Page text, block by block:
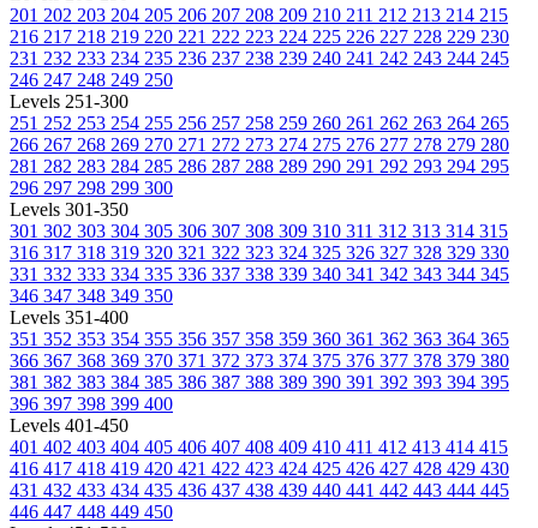
201 202 203 204 205 206 207 208 209 210 211 212 213 214 215
216 217 218 219 220 221 222 223 224 225 226 227 228 229 230
231 232 233 234 235 236 237 238 239 240 241 242 243 244 245
246 247 248 249 250
Levels 251-300
251 252 253 254 255 256 257 258 259 260 261 262 263 264 265
266 267 268 269 270 271 272 273 274 275 276 277 278 279 280
281 282 283 284 285 286 287 288 289 290 291 292 293 294 295
296 297 298 299 300
Levels 301-350
301 302 303 304 305 306 307 308 309 310 311 312 313 314 315
316 317 318 319 320 321 322 323 324 325 326 327 328 329 330
331 332 333 334 335 336 337 338 339 340 341 342 343 344 345
346 347 348 349 350
Levels 351-400
351 352 353 354 355 356 357 358 359 360 361 362 363 364 365
366 367 368 369 370 371 372 373 374 375 376 377 378 379 380
381 382 383 384 385 386 387 388 389 390 391 392 393 394 395
396 397 398 399 400
Levels 401-450
401 402 403 404 405 406 407 408 409 410 411 412 413 414 415
416 417 418 419 420 421 422 423 424 425 426 427 428 429 430
431 432 433 434 435 436 437 438 439 440 441 442 443 444 445
446 447 448 449 450